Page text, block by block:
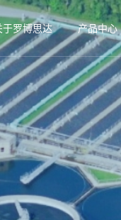
于罗博思达 产品中心